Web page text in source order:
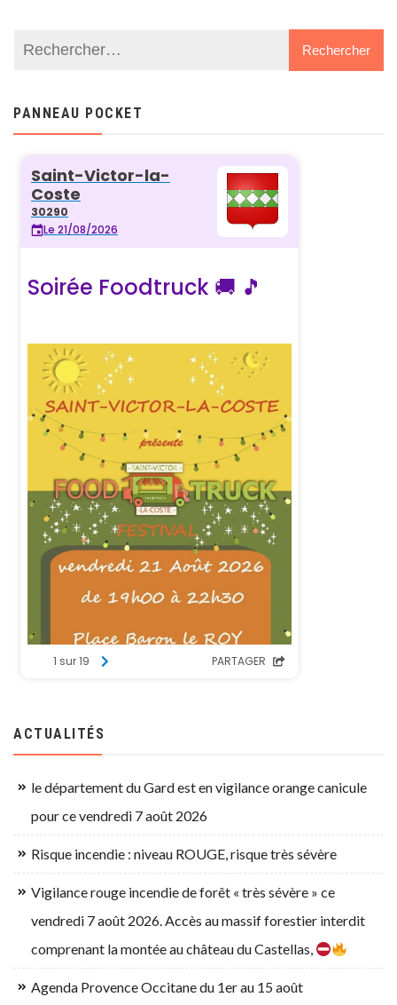
PANNEAU POCKET
ACTUALITÉS
le département du Gard est en vigilance orange canicule
pour ce vendredi 7 août 2026
Risque incendie : niveau ROUGE, risque très sévère
Vigilance rouge incendie de forêt « très sévère » ce
vendredi 7 août 2026. Accès au massif forestier interdit
comprenant la montée au château du Castellas,
Agenda Provence Occitane du 1er au 15 août